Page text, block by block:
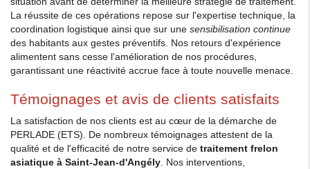
La réussite de ces opérations repose sur l'expertise technique, la
coordination logistique ainsi que sur une sensibilisation continue
des habitants aux gestes préventifs. Nos retours d'expérience
alimentent sans cesse l'amélioration de nos procédures,
garantissant une réactivité accrue face à toute nouvelle menace.
Témoignages et avis de clients satisfaits
La satisfaction de nos clients est au cœur de la démarche de
PERLADE (ETS). De nombreux témoignages attestent de la
qualité et de l'efficacité de notre service de traitement frelon
asiatique à Saint-Jean-d'Angély. Nos interventions,